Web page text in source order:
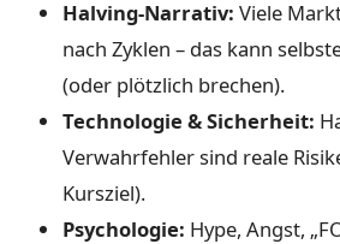
Halving-Narrativ: Viele
nach Zyklen – das kann
(oder plötzlich brechen).
Technologie & Sicherheit:
Verwahrfehler sind reale
Kursziel).
Psychologie: Hype, Angst,